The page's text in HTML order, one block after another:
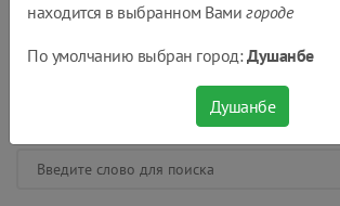
находится в выбранном Вамигороде
По умолчанию выбран город:Душанбе
Душанбе